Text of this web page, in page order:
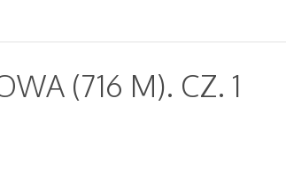
(716 M). CZ. 1